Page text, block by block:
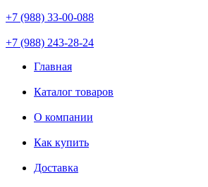
+7 (988) 33-00-088
+7 (988) 243-28-24
Главная
Каталог товаров
О компании
Как купить
Доставка